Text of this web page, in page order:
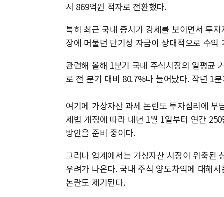
서 869억원 적자로 전환했다.
특히 최근 국내 증시가 강세를 보이면서 투
장에 머물던 단기성 자금이 상대적으로 수
관련해 올해 1분기 국내 주식시장의 일평균
로 전 분기 대비 80.7%나 늘어났다. 작년 1
여기에 가상자산 과세 논란도 투자심리에
세법 개정에 따라 내년 1월 1일부터 연간
방안을 준비 중이다.
그러나 업계에서는 가상자산 시장이 위축된
우려가 나온다. 국내 주식 양도차익에 대해
논란도 제기된다.